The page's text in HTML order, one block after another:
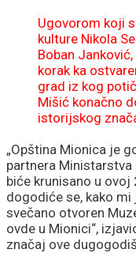
Ugovorom koji
kulture Nikola
Boban
korak ka
grad iz kog
Mišić konačno
istorijskog
„Opština Mionica je
partnera Ministarstva
biće krunisano u ovoj
dogodiće se, kako mi
svečano otvoren
ovde u Mionici“,
značaj ove